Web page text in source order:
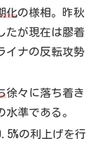
化の様相。昨秋
たが現在は膠着
イナの反転攻勢
徐々に落ち着き
準である。
の利上げを行